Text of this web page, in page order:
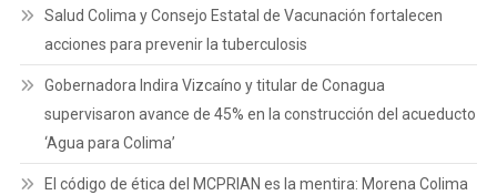
Salud Colima y Consejo Estatal de Vacunación fortalecen
acciones para prevenir la tuberculosis
Gobernadora Indira Vizcaíno y titular de Conagua
supervisaron avance de 45% en la construcción del acueducto
‘Agua para Colima’
El código de ética del MCPRIAN es la mentira: Morena Colima